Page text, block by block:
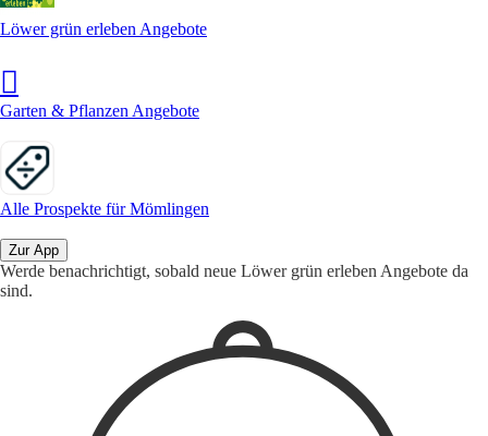
Löwer grün erleben Angebote
Garten & Pflanzen Angebote
Alle Prospekte für Mömlingen
Zur App
Werde benachrichtigt, sobald neue Löwer grün erleben Angebote da
sind.